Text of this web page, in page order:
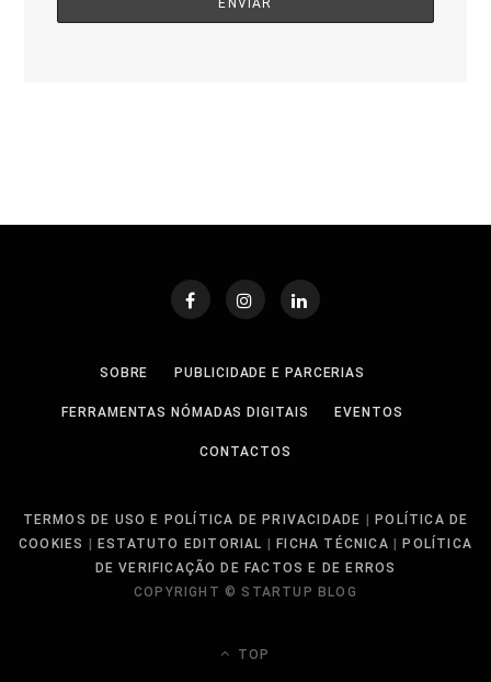
SOBRE PUBLICIDADE E PARCERIAS
FERRAMENTAS NÓMADAS DIGITAIS EVENTOS
CONTACTOS
TERMOS DE USO E POLÍTICA DE PRIVACIDADE |POLÍTICA DE
COOKIES | ESTATUTO EDITORIAL |FICHA TÉCNICA |POLÍTICA
DE VERIFICAÇÃO DE FACTOS E DE ERROS
COPYRIGHT © STARTUP BLOG
TOP